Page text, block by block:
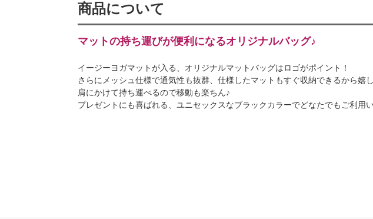
商品について
マットの持ち運びが便利になるオリジナルバッグ♪
イージーヨガマットが入る、オリジナルマットバッグはロゴがポイント！
さらにメッシュ仕様で通気性も抜群、仕様したマットもすぐ収納できるから嬉
肩にかけて持ち運べるので移動も楽ちん♪
プレゼントにも喜ばれる、ユニセックスなブラックカラーでどなたでもご利用